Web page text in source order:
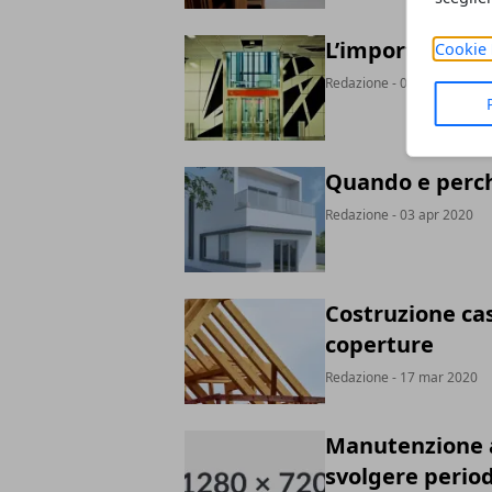
Cookie
L’importanza
Redazione - 05 apr 2020
Quando e
Redazione - 03 apr 2020
Costruzione
coperture
Redazione - 17 mar 2020
Manutenzione
svolgere